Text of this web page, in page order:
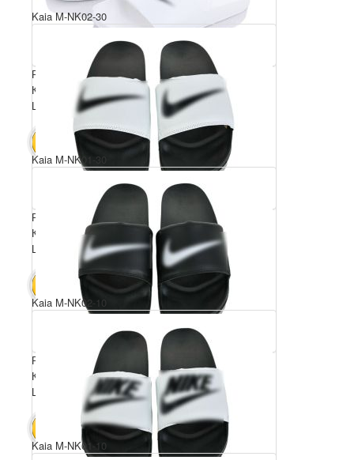
Розмірний ряд: 36-40
Комплектація ящика: 10
Ціна за пару: 5 $
В КОШИК 50 $
Kaia M-NK02-30
Розмірний ряд: 40-45
Комплектація ящика: 6
Ціна за пару: 8.5 $
В КОШИК
Kaia M-NK01-30
Розмірний ряд: 40-45
Комплектація ящика: 6
Ціна за пару: 8.5 $
В КОШИК 51 $
Kaia M-NK02-10
Kaia M-NK01-10